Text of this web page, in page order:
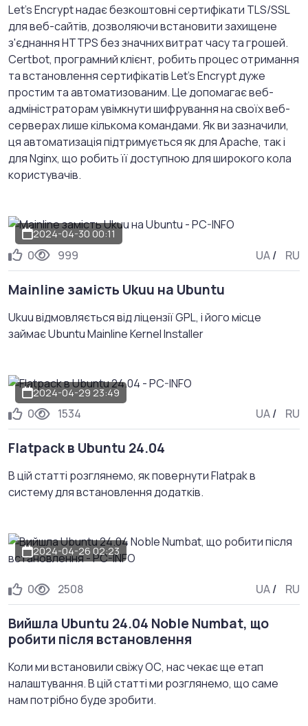
Let's Encrypt надає безкоштовні сертифікати TLS/SSL
для веб-сайтів, дозволяючи встановити захищене
з'єднання HTTPS без значних витрат часу та грошей.
Certbot, програмний клієнт, робить процес отримання
та встановлення сертифікатів Let's Encrypt дуже
простим та автоматизованим. Це допомагає веб-
адміністраторам увімкнути шифрування на своїх веб-
серверах лише кількома командами. Як ви зазначили,
ця автоматизація підтримується як для Apache, так і
для Nginx, що робить її доступною для широкого кола
користувачів.
2024-04-30 00:11
0 999 UA/ RU
Mainline замість Ukuu на Ubuntu
Ukuu відмовляється від ліцензії GPL, і його місце
займає Ubuntu Mainline Kernel Installer
2024-04-29 23:49
0 1534 UA/ RU
Flatpack в Ubuntu 24.04
В цій статті розглянемо, як повернути Flatpak в
систему для встановлення додатків.
2024-04-26 02:23
0 2508 UA/ RU
Вийшла Ubuntu 24.04 Noble Numbat, що
робити після встановлення
Коли ми встановили свіжу ОС, нас чекає ще етап
налаштування. В цій статті ми розглянемо, що саме
нам потрібно буде зробити.